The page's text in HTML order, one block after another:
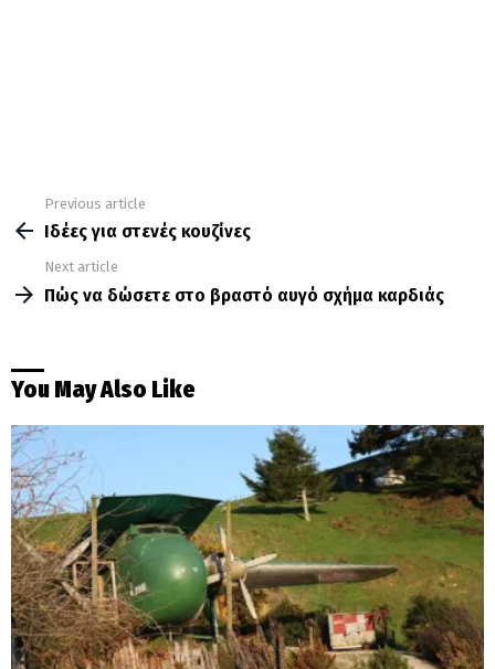
more
Previous article
Ιδέες για στενές κουζίνες
Next article
Πώς να δώσετε στο βραστό αυγό σχήμα καρδιάς
You May Also Like